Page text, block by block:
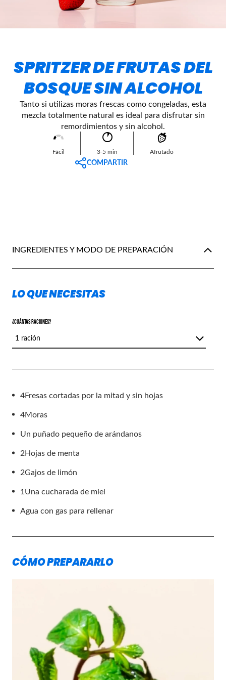
SPRITZER DE FRUTAS DEL
BOSQUE SIN ALCOHOL
Tanto si utilizas moras frescas como congeladas, esta
mezcla totalmente natural es ideal para disfrutar sin
remordimientos y sin alcohol.
Fácil 3-5 min Afrutado
COMPARTIR
INGREDIENTES Y MODO DE PREPARACIÓN
LO QUE NECESITAS
¿CUÁNTAS RACIONES?
1 ración
4Fresas cortadas por la mitad y sin hojas
4Moras
Un puñado pequeño de arándanos
2Hojas de menta
2Gajos de limón
1Una cucharada de miel
Agua con gas para rellenar
CÓMO PREPARARLO